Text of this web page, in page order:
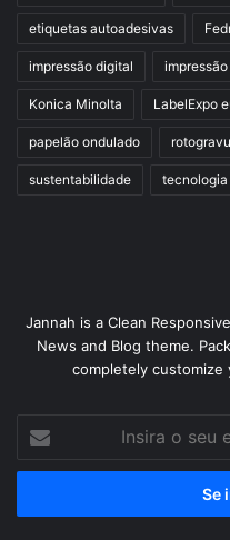
etiquetas autoadesivas
impressão digital
Konica Minolta LabelExpo
papelão ondulado
sustentabilidade tecnologia
Jannah is a Clean
News and Blog theme.
completely
seu
de